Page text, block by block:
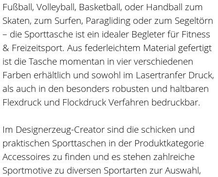
Fußball, Volleyball, Basketball, oder Handball zum
Skaten, zum Surfen, Paragliding oder zum Segeltörn
– die Sporttasche ist ein idealer Begleter für Fitness
& Freizeitsport. Aus federleichtem Material gefertigt
ist die Tasche momentan in vier verschiedenen
Farben erhältlich und sowohl im Lasertranfer Druck,
als auch in den besonders robusten und haltbaren
Flexdruck und Flockdruck Verfahren bedruckbar.
Im Designerzeug-Creator sind die schicken und
praktischen Sporttaschen in der Produktkategorie
Accessoires zu finden und es stehen zahlreiche
Sportmotive zu diversen Sportarten zur Auswahl,